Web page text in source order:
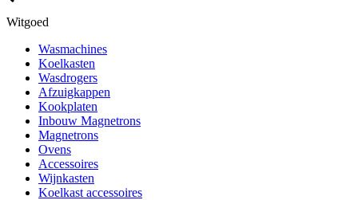
Witgoed
Wasmachines
Koelkasten
Wasdrogers
Afzuigkappen
Kookplaten
Inbouw Magnetrons
Magnetrons
Ovens
Accessoires
Wijnkasten
Koelkast accessoires